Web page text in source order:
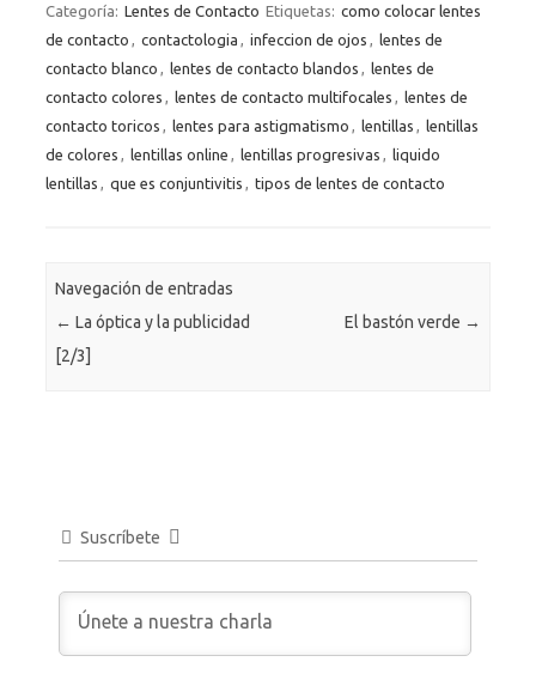
Categoría: Lentes de Contacto Etiquetas: como colocar lentes
de contacto
contactologia infeccion de ojos
lentes de
contacto blanco
lentes de contacto blandos
lentes de
contacto colores
lentes de contacto multifocales
lentes de
contacto toricos
lentes para astigmatismo lentillas
lentillas
de colores
lentillas online lentillas progresivas
liquido
lentillas
que es conjuntivitis tipos de lentes de contacto
Navegación de entradas
← La óptica y la publicidad
[2/3]
El bastón verde →
Suscríbete